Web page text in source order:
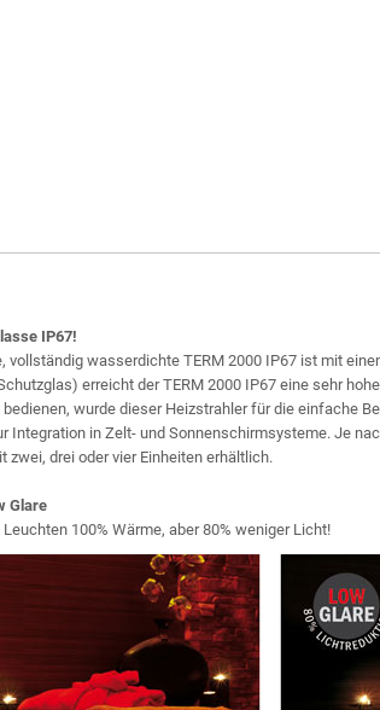
IP67!
vollständig wasserdichte TERM 2000 IP67 ist mit
erreicht der TERM 2000 IP67 eine sehr
wurde dieser Heizstrahler für die einfache
Integration in Zelt- und Sonnenschirmsysteme. Je
zwei, drei oder vier Einheiten erhältlich.
Glare
100% Wärme, aber 80% weniger Licht!